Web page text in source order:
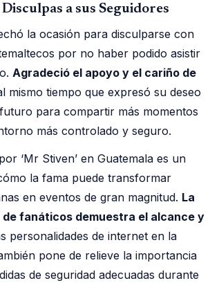
a sus Seguidores
la ocasión para disculparse con
por no haber podido asistir
Agradeció el apoyo y el cariño de
mismo tiempo que expresó su deseo
para compartir más momentos
más controlado y seguro.
‘Mr Stiven’ en Guatemala es un
la fama puede transformar
en eventos de gran magnitud. La
fanáticos demuestra el alcance y
personalidades de internet en la
pone de relieve la importancia
de seguridad adecuadas durante